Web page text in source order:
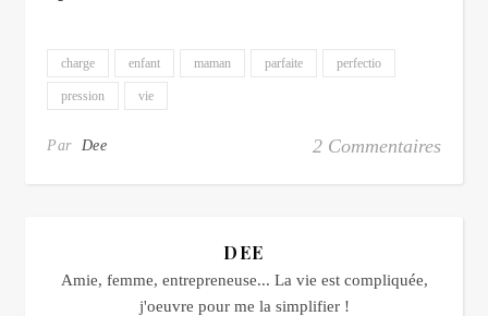
charge enfant maman parfaite perfectio
pression vie
Par Dee 2 Commentaires
DEE
Amie, femme, entrepreneuse... La vie est compliquée,
j'oeuvre pour me la simplifier !